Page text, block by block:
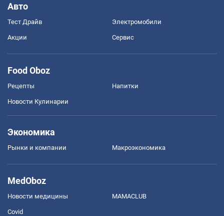
Авто
Тест Драйв Электромобили
Акции Сервис
Food Oboz
Рецепты Напитки
Новости Кулинарии
Экономика
Рынки и компании Mакроэкономика
MedOboz
Новости медицины MAMACLUB
Covid